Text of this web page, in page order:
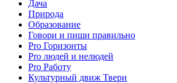
Дача
Природа
Образование
Говори и пиши правильно
Pro Горизонты
Pro людей и нелюдей
Pro Работу
Культурный движ Твери